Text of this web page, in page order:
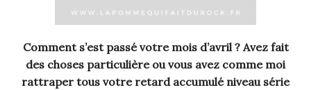
Comment s’est passé votre mois d’avril ? Avez fait
des choses particulière ou vous avez comme moi
rattraper tous votre retard accumulé niveau série